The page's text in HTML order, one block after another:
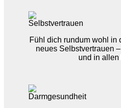
Fühl dich rundum wohl in
neues Selbstvertrauen
und in